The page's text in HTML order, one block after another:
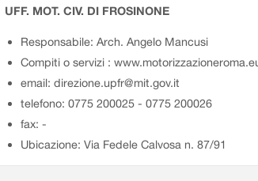
UFF. MOT. CIV. DI FROSINONE
Responsabile: Arch. Angelo Mancusi
Compiti o servizi :
email: direzione.upfr@mit.gov.it
telefono: 0775 200025 - 0775 200026
fax: -
Ubicazione: Via Fedele Calvosa n. 87/91